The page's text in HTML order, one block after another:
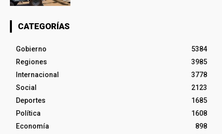
CATEGORÍAS
Gobierno
5384
Regiones
3985
Internacional
3778
Social
2123
Deportes
1685
Política
1608
Economía
898